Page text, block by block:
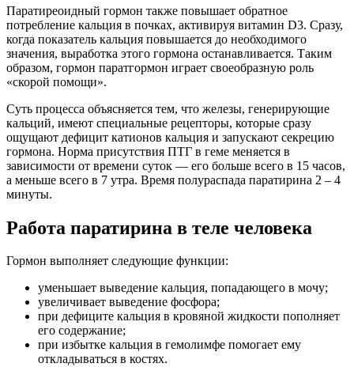
Паратиреоидный гормон также повышает обратное
потребление кальция в почках, активируя витамин D3. Сразу,
когда показатель кальция повышается до необходимого
значения, выработка этого гормона останавливается. Таким
образом, гормон паратгормон играет своеобразную роль
«скорой помощи».
Суть процесса объясняется тем, что железы, генерирующие
кальций, имеют специальные рецепторы, которые сразу
ощущают дефицит катионов кальция и запускают секрецию
гормона. Норма присутствия ПТГ в геме меняется в
зависимости от времени суток — его больше всего в 15 часов,
а меньше всего в 7 утра. Время полураспада паратирина 2 – 4
минуты.
Работа паратирина в теле человека
Гормон выполняет следующие функции:
уменьшает выведение кальция, попадающего в мочу;
увеличивает выведение фосфора;
при дефиците кальция в кровяной жидкости пополняет
его содержание;
при избытке кальция в гемолимфе помогает ему
откладываться в костях.